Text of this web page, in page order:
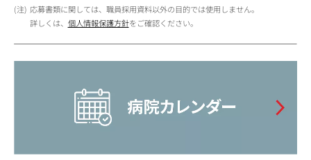
応募書類に関しては、職員採用資料以外の目的では使用しません。
詳しくは、 個人情報保護方針をご確認ください。